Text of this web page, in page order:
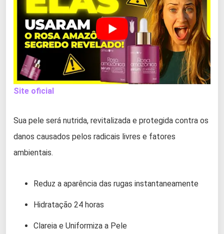
Site oficial
Sua pele será nutrida, revitalizada e protegida contra os
danos causados pelos radicais livres e fatores
ambientais.
Reduz a aparência das rugas instantaneamente
Hidratação 24 horas
Clareia e Uniformiza a Pele